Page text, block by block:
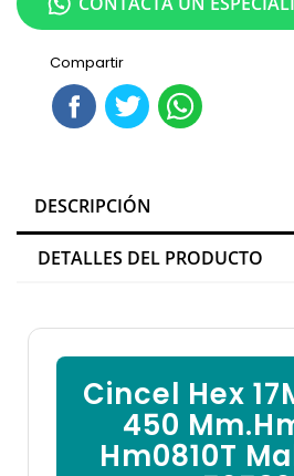
Compartir
DESCRIPCIÓN
DETALLES DEL PRODUCTO
Cincel Hex
450
Hm0810T